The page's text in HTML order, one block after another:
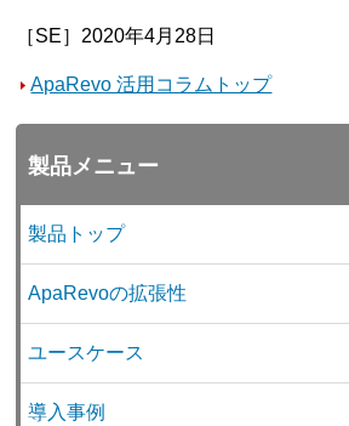
［SE］2020年4月28日
ApaRevo 活用コラムトップ
製品メニュー
製品トップ
ApaRevoの拡張性
ユースケース
導入事例